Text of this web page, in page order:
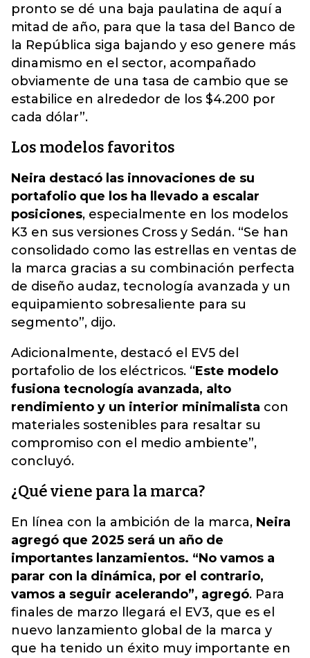
pronto se dé una baja paulatina de aquí a
mitad de año, para que la tasa del Banco de
la República siga bajando y eso genere más
dinamismo en el sector, acompañado
obviamente de una tasa de cambio que se
estabilice en alrededor de los $4.200 por
cada dólar”.
Los modelos favoritos
Neira destacó las innovaciones de su
portafolio que los ha llevado a escalar
posiciones, especialmente en los modelos
K3 en sus versiones Cross y Sedán. “Se han
consolidado como las estrellas en ventas de
la marca gracias a su combinación perfecta
de diseño audaz, tecnología avanzada y un
equipamiento sobresaliente para su
segmento”, dijo.
Adicionalmente, destacó el EV5 del
portafolio de los eléctricos. “Este modelo
fusiona tecnología avanzada, alto
rendimiento y un interior minimalista con
materiales sostenibles para resaltar su
compromiso con el medio ambiente”,
concluyó.
¿Qué viene para la marca?
En línea con la ambición de la marca, Neira
agregó que 2025 será un año de
importantes lanzamientos. “No vamos a
parar con la dinámica, por el contrario,
vamos a seguir acelerando”, agregó. Para
finales de marzo llegará el EV3, que es el
nuevo lanzamiento global de la marca y
que ha tenido un éxito muy importante en